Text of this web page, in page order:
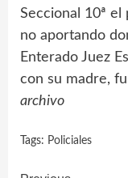
Seccional 10ª el
no aportando
Enterado Juez
con su madre,
archivo
Tags: Policiales